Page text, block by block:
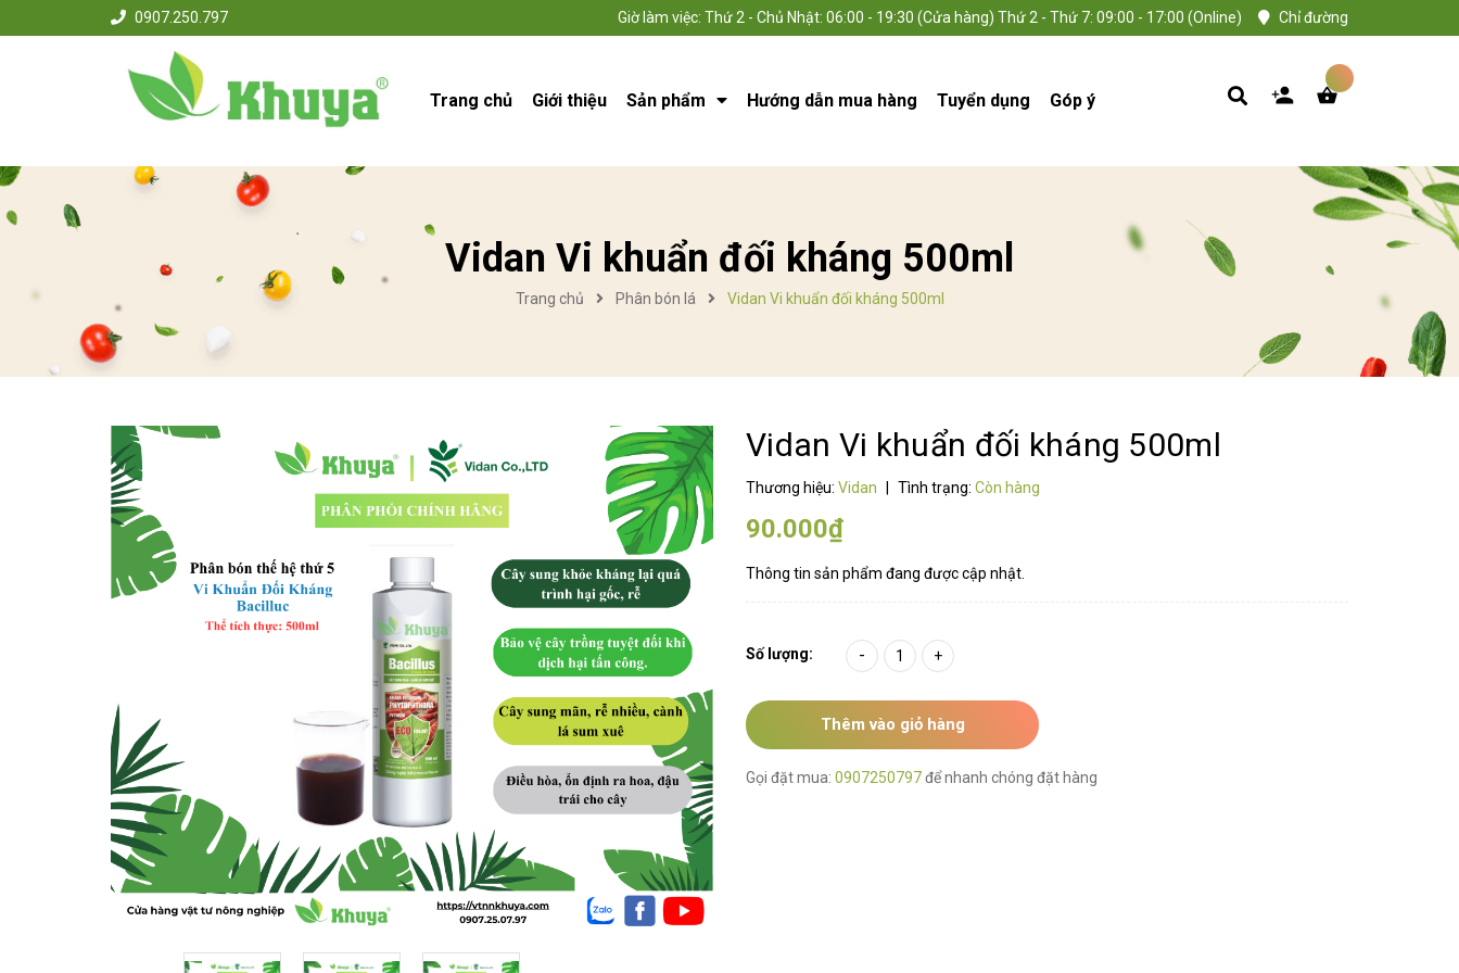
0907.250.797 Giờ làm việc: Thứ 2 - Chủ Nhật: 06:00 - 19:30 (Cửa hàng) Thứ 2 - Thứ 7: 09:00 - 17:00 (Online) Chỉ đường
Trang chủ Giới thiệu Sản phẩm Hướng dẫn mua hàng Tuyển dụng Góp ý
Vidan Vi khuẩn đối kháng 500ml
Trang chủ Phân bón lá Vidan Vi khuẩn đối kháng 500ml
Vidan Vi khuẩn đối kháng 500ml
Thương hiệu: Vidan Tình trạng: Còn hàng
90.000₫
Thông tin sản phẩm đang được cập nhật.
Số lượng: - +
Thêm vào giỏ hàng
Gọi đặt mua: 0907250797để nhanh chóng đặt hàng